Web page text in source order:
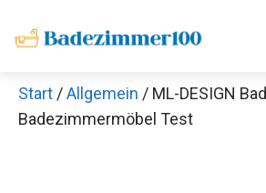
Inhalt
Start /Allgemein / ML-DESIGN
Badezimmermöbel Test